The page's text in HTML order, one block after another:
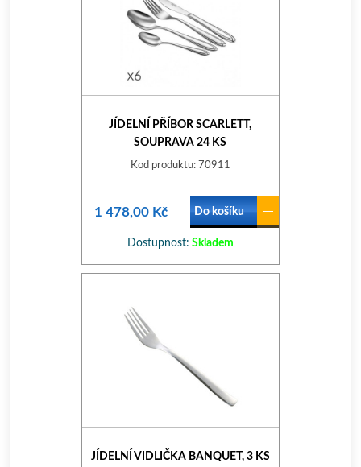
JÍDELNÍ PŘÍBOR SCARLETT,
SOUPRAVA 24 KS
Kod produktu: 70911
1 478,00 Kč Do košíku
Dostupnost: Skladem
JÍDELNÍ VIDLIČKA BANQUET, 3 KS